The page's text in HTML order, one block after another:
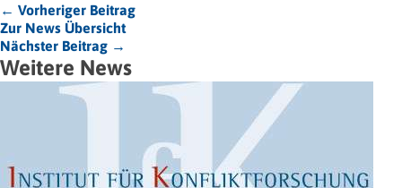
← Vorheriger Beitrag
Zur News Übersicht
Nächster Beitrag →
Weitere News